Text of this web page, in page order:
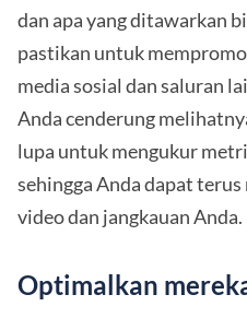
dan apa yang ditawarkan
pastikan untuk
media sosial dan saluran
Anda cenderung
lupa untuk mengukur
sehingga Anda dapat
video dan jangkauan Anda.
Optimalkan